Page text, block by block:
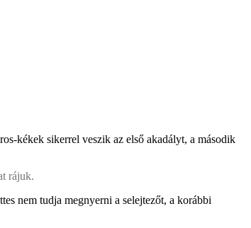
kékek sikerrel veszik az első akadályt, a második
rájuk.
nem tudja megnyerni a selejtezőt, a korábbi